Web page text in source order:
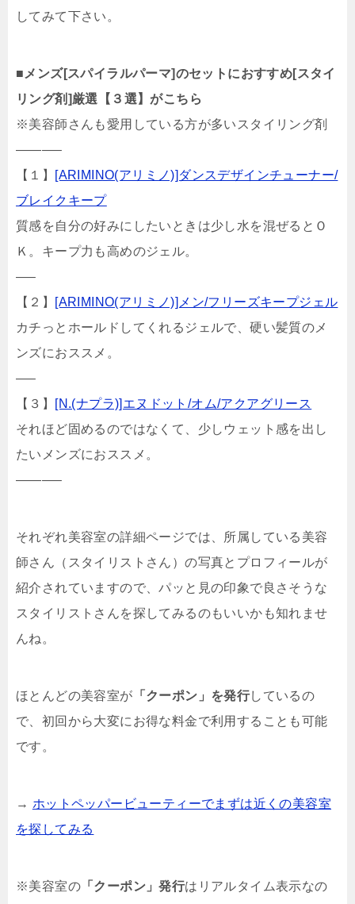
してみて下さい。
■ メンズ[スパイラルパーマ]のセットにおすすめ[スタイ
リング剤]厳選【３選】がこちら
※美容師さんも愛用している方が多いスタイリング剤
———–
【１】
[ARIMINO(アリミノ)]ダンスデザインチューナー/
ブレイクキープ
質感を自分の好みにしたいときは少し水を混ぜるとＯ
Ｋ。キープ力も高めのジェル。
—–
【２】
[ARIMINO(アリミノ)]メン/フリーズキープジェル
カチっとホールドしてくれるジェルで、硬い髪質のメ
ンズにおススメ。
—–
【３】
[N.(ナプラ)]エヌドット/オム/アクアグリース
それほど固めるのではなくて、少しウェット感を出し
たいメンズにおススメ。
———–
それぞれ美容室の詳細ページでは、所属している美容
師さん（スタイリストさん）の写真とプロフィールが
紹介されていますので、パッと見の印象で良さそうな
スタイリストさんを探してみるのもいいかも知れませ
んね。
ほとんどの美容室が 「クーポン」を発行しているの
で、初回から大変にお得な料金で利用することも可能
です。
→ ホットペッパービューティーでまずは近くの美容室
を探してみる
※美容室の 「クーポン」発行はリアルタイム表示なの